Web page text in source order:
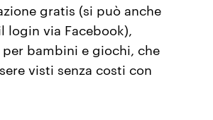
gratis (si può anche
login via Facebook),
bambini e giochi, che
visti senza costi con